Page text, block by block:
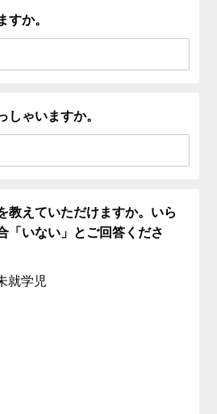
すか。
しゃいますか。
教えていただけますか。いら
「いない」とご回答くださ
就学児